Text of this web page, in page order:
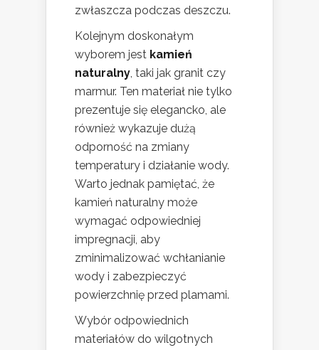
zwłaszcza podczas deszczu.
Kolejnym doskonałym
wyborem jest kamień
naturalny, taki jak granit czy
marmur. Ten materiał nie tylko
prezentuje się elegancko, ale
również wykazuje dużą
odporność na zmiany
temperatury i działanie wody.
Warto jednak pamiętać, że
kamień naturalny może
wymagać odpowiedniej
impregnacji, aby
zminimalizować wchłanianie
wody i zabezpieczyć
powierzchnię przed plamami.
Wybór odpowiednich
materiałów do wilgotnych